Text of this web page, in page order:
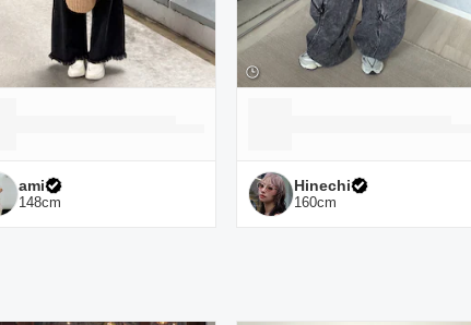
ami
148cm
Hinechi
160cm